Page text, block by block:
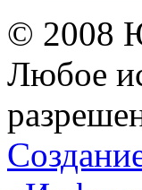
© 2008
Любое